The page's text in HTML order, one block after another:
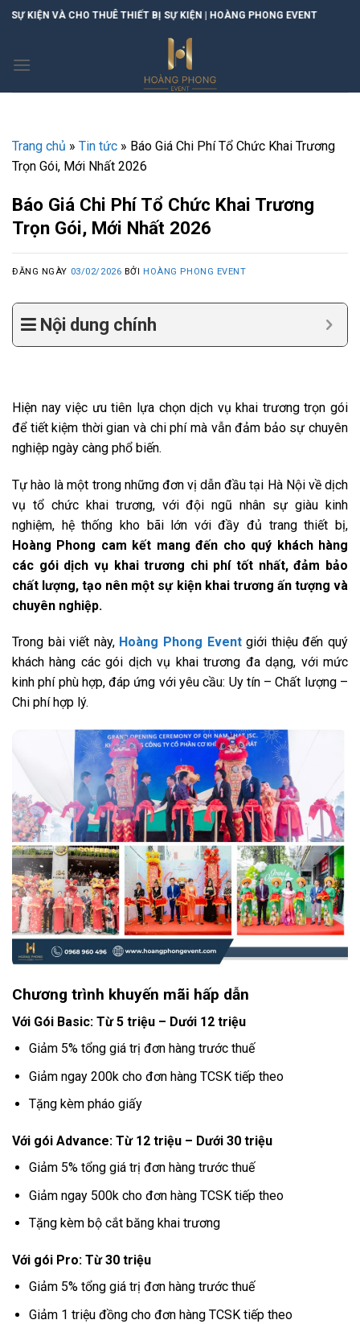
SkipTHUÊ THIẾT BỊ SỰ KIỆN | HOÀNG PHONG EVENT
Trang chủ » Tin tức » Báo Giá Chi Phí Tổ Chức Khai Trương
Trọn Gói, Mới Nhất 2026
Báo Giá Chi Phí Tổ Chức Khai Trương
Trọn Gói, Mới Nhất 2026
ĐĂNG NGÀY 03/02/2026 BỞI HOÀNG PHONG EVENT
Nội dung chính
Hiện nay việc ưu tiên lựa chọn dịch vụ khai trương trọn gói
để tiết kiệm thời gian và chi phí mà vẫn đảm bảo sự chuyên
nghiệp ngày càng phổ biến.
Tự hào là một trong những đơn vị dẫn đầu tại Hà Nội về dịch
vụ tổ chức khai trương, với đội ngũ nhân sự giàu kinh
nghiệm, hệ thống kho bãi lớn với đầy đủ trang thiết bị,
Hoàng Phong cam kết mang đến cho quý khách hàng
các gói dịch vụ khai trương chi phí tốt nhất, đảm bảo
chất lượng, tạo nên một sự kiện khai trương ấn tượng và
chuyên nghiệp.
Trong bài viết này, Hoàng Phong Event giới thiệu đến quý
khách hàng các gói dịch vụ khai trương đa dạng, với mức
kinh phí phù hợp, đáp ứng với yêu cầu: Uy tín – Chất lượng –
Chi phí hợp lý.
Chương trình khuyến mãi hấp dẫn
Với Gói Basic: Từ 5 triệu – Dưới 12 triệu
Giảm 5% tổng giá trị đơn hàng trước thuế
Giảm ngay 200k cho đơn hàng TCSK tiếp theo
Tặng kèm pháo giấy
Với gói Advance: Từ 12 triệu – Dưới 30 triệu
Giảm 5% tổng giá trị đơn hàng trước thuế
Giảm ngay 500k cho đơn hàng TCSK tiếp theo
Tặng kèm bộ cắt băng khai trương
Với gói Pro: Từ 30 triệu
Giảm 5% tổng giá trị đơn hàng trước thuế
Giảm 1 triệu đồng cho đơn hàng TCSK tiếp theo